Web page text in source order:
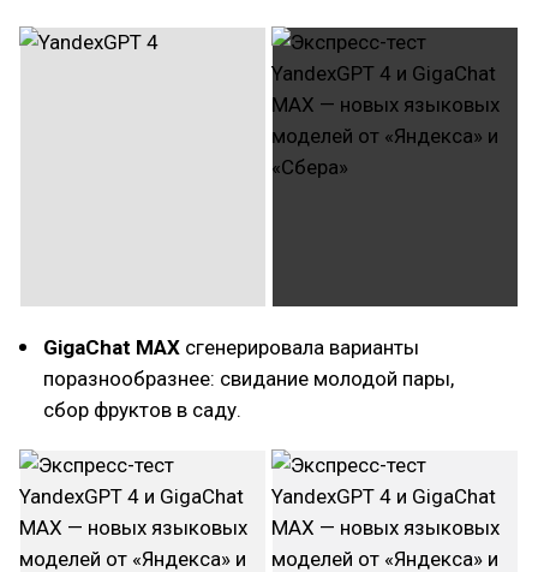
GigaChat MAX сгенерировала варианты
поразнообразнее: свидание молодой пары,
сбор фруктов в саду.